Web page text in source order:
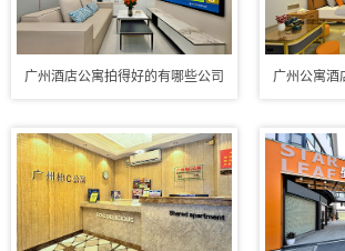
广州酒店公寓拍得好的有哪些公司 广州公寓酒